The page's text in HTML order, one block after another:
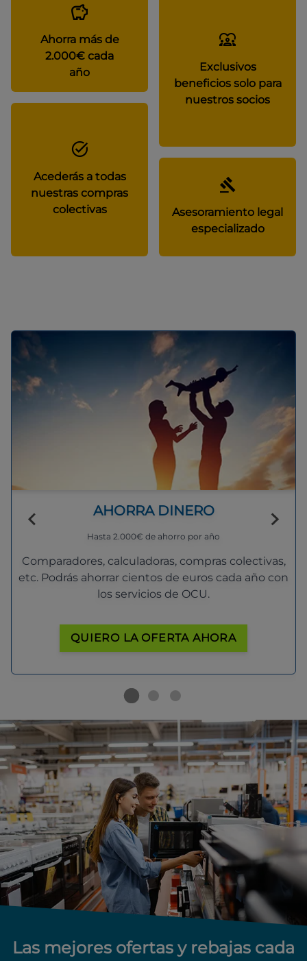
Ahorra más de
2.000€ cada
año
Exclusivos
beneficios solo para
nuestros socios
Acederás a todas
nuestras compras
colectivas
Asesoramiento legal
especializado
AHORRA DINERO
Hasta 2.000€ de ahorro por año
Comparadores, calculadoras, compras colectivas,
etc. Podrás ahorrar cientos de euros cada año con
los servicios de OCU.
QUIERO LA OFERTA AHORA
Las mejores ofertas y rebajas cada